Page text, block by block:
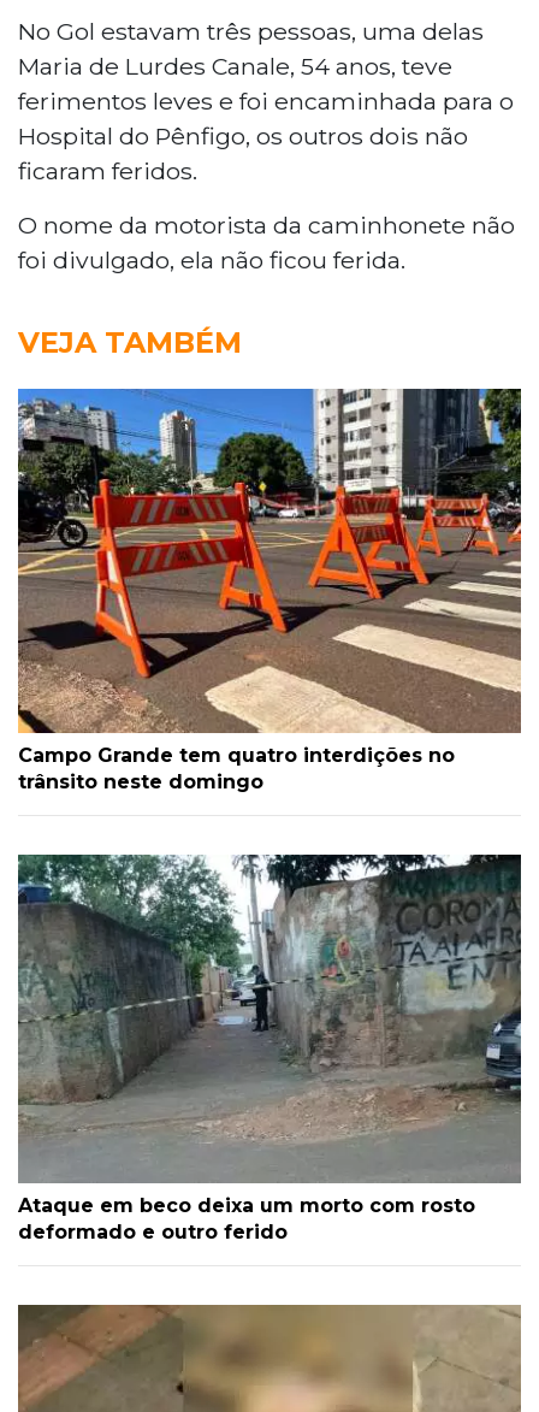
No Gol estavam três pessoas, uma delas
Maria de Lurdes Canale, 54 anos, teve
ferimentos leves e foi encaminhada para o
Hospital do Pênfigo, os outros dois não
ficaram feridos.
O nome da motorista da caminhonete não
foi divulgado, ela não ficou ferida.
VEJA TAMBÉM
Campo Grande tem quatro interdições no
trânsito neste domingo
Ataque em beco deixa um morto com rosto
deformado e outro ferido